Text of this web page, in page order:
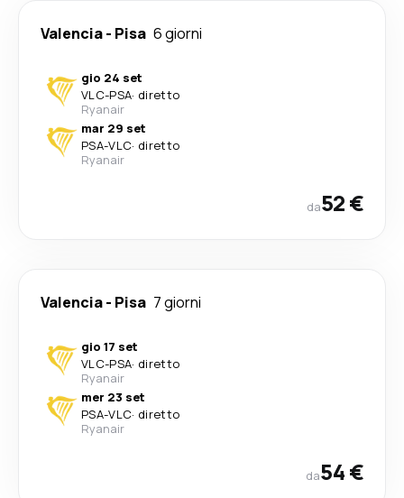
Valencia- Pisa 6 giorni
gio 24 set
VLC-PSA· diretto
Ryanair
mar 29 set
PSA-VLC· diretto
Ryanair
da52 €
Valencia- Pisa 7 giorni
gio 17 set
VLC-PSA· diretto
Ryanair
mer 23 set
PSA-VLC· diretto
Ryanair
da54 €